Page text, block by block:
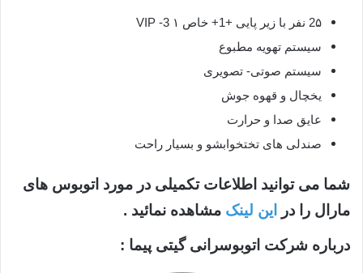
2۵ نفر با زیر پایی +1+ خاص ١ VIP -3
سیستم تهویه مطبوع
سیستم صوتی- تصویری
یخچال و قهوه جوش
عایق صدا و حرارت
صندلی های تختخوابشو و بسیار راحت
شما می توانید اطلاعات تکمیلی در مورد اتوبوس های
مارال را در
این لینک مشاهده نمائید .
درباره شرکت اتوبوسرانی گیتی پیما :